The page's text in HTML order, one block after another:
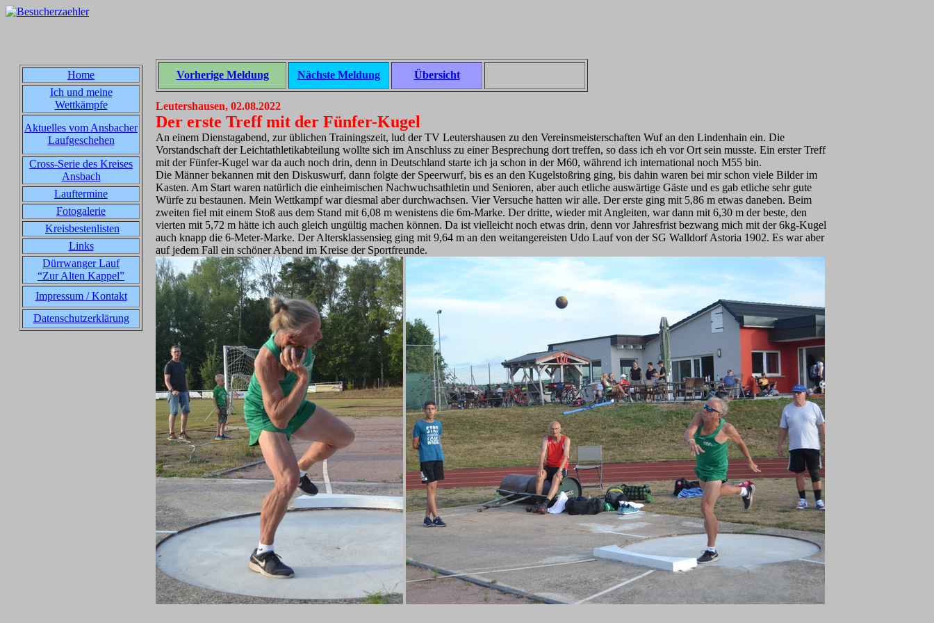
Home
Ich und meine
Wettkämpfe
Aktuelles vom Ansbacher
Laufgeschehen
Cross-Serie des Kreises
Ansbach
Lauftermine
Fotogalerie
Kreisbestenlisten
Links
Dürrwanger Lauf
“Zur Alten Kappel”
Impressum / Kontakt
Datenschutzerklärung
Vorherige Meldung Nächste Meldung Übersicht
Leutershausen, 02.08.2022
Der erste Treff mit der Fünfer-Kugel
An einem Dienstagabend, zur üblichen Trainingszeit, lud der TV Leutershausen zu den Vereinsmeisterschaften Wuf an den Lindenhain ein. Die
Vorstandschaft der Leichtathletikabteilung wollte sich im Anschluss zu einer Besprechung dort treffen, so dass ich eh vor Ort sein musste. Ein erster Treff
mit der Fünfer-Kugel war da auch noch drin, denn in Deutschland starte ich ja schon in der M60, während ich international noch M55 bin.
Die Männer bekannen mit den Diskuswurf, dann folgte der Speerwurf, bis es an den Kugelstoßring ging, bis dahin waren bei mir schon viele Bilder im
Kasten. Am Start waren natürlich die einheimischen Nachwuchsathletin und Senioren, aber auch etliche auswärtige Gäste und es gab etliche sehr gute
Würfe zu bestaunen. Mein Wettkampf war diesmal aber durchwachsen. Vier Versuche hatten wir alle. Der erste ging mit 5,86 m etwas daneben. Beim
zweiten fiel mit einem Stoß aus dem Stand mit 6,08 m wenistens die 6m-Marke. Der dritte, wieder mit Angleiten, war dann mit 6,30 m der beste, den
vierten mit 5,72 m hätte ich auch gleich ungültig machen können. Da ist vielleicht noch etwas drin, denn vor Jahresfrist bezwang mich mit der 6kg-Kugel
auch knapp die 6-Meter-Marke. Der Altersklassensieg ging mit 9,64 m an den weitangereisten Udo Lauf von der SG Walldorf Astoria 1902. Es war aber
auf jedem Fall ein schöner Abend im Kreise der Sportfreunde.